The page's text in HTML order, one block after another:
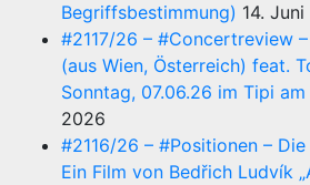
Begriffsbestimmung) 14.
#2117/26 – #Concertreview
(aus Wien, Österreich) feat.
Sonntag, 07.06.26 im Tipi
2026
#2116/26 – #Positionen –
Ein Film von Bedřich Ludvík